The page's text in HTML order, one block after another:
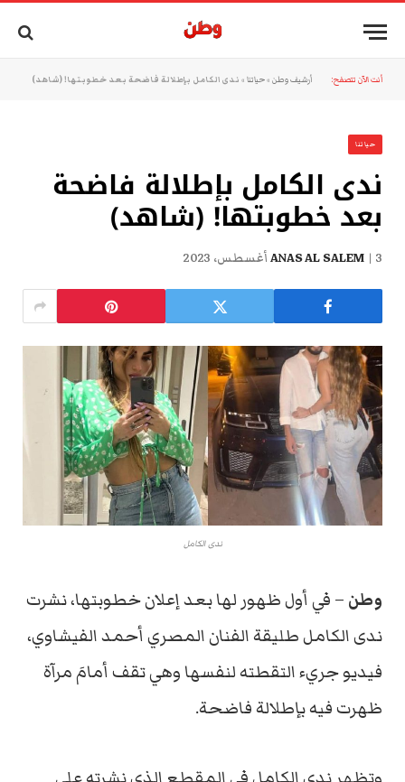
أنت الآن تتصفح: أرشيف وطن »حياتنا » ندى الكامل بإطلالة فاضحة بعد خطوبتها! (شاهد)
حياتنا
ندى الكامل بإطلالة فاضحة
بعد خطوبتها! (شاهد)
ANAS AL SALEM 3 أغسطس، 2023
ندى الكامل
وطن – في أول ظهور لها بعد إعلان خطوبتها، نشرت
ندى الكامل طليقة الفنان المصري أحمد الفيشاوي،
فيديو جريء التقطته لنفسها وهي تقف أمامَ مرآة
ظهرت فيه بإطلالة فاضحة.